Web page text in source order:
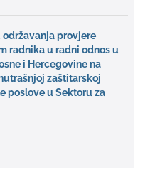
provjere
radnika u radni odnos u
i Hercegovine na
zaštitarskoj
poslove u Sektoru za